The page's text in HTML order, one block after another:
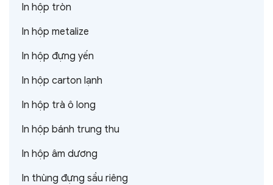
In hộp tròn
In hộp metalize
In hộp đựng yến
In hộp carton lạnh
In hộp trà ô long
In hộp bánh trung thu
In hộp âm dương
In thùng đựng sầu riêng